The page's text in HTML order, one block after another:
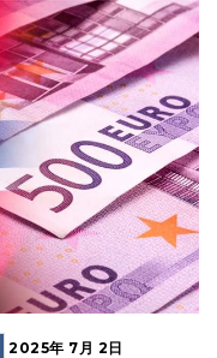
2025年 7月 2日